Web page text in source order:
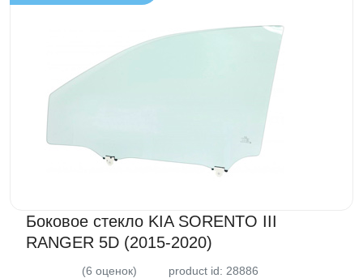
Боковое стекло KIA SORENTO III
RANGER 5D (2015-2020)
(6 оценок)
product id: 28886